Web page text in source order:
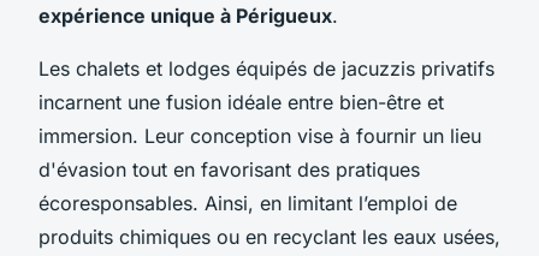
expérience unique à Périgueux.
Les chalets et lodges équipés de jacuzzis privatifs
incarnent une fusion idéale entre bien-être et
immersion. Leur conception vise à fournir un lieu
d'évasion tout en favorisant des pratiques
écoresponsables. Ainsi, en limitant l’emploi de
produits chimiques ou en recyclant les eaux usées,